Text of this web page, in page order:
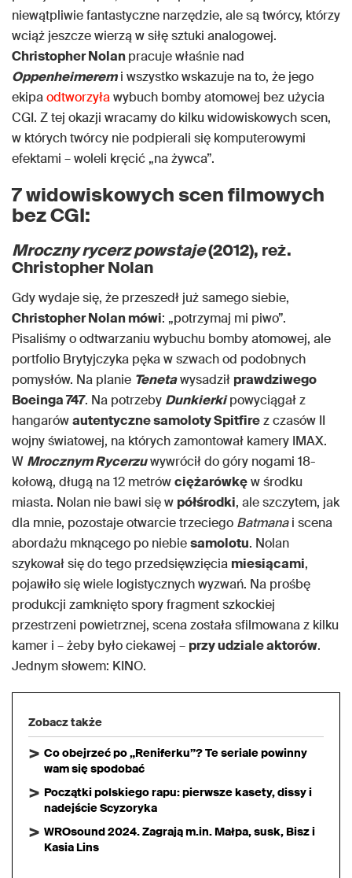
niewątpliwie fantastyczne narzędzie, ale są twórcy, którzy
wciąż jeszcze wierzą w siłę sztuki analogowej.
Christopher Nolanpracuje właśnie nad
Oppenheimeremi wszystko wskazuje na to, że jego
ekipaodtworzyławybuch bomby atomowej bez użycia
CGI. Z tej okazji wracamy do kilku widowiskowych scen,
w których twórcy nie podpierali się komputerowymi
efektami – woleli kręcić „na żywca”.
7 widowiskowych scen filmowych
bez CGI:
Mroczny rycerz powstaje(2012), reż.
Christopher Nolan
Gdy wydaje się, że przeszedł już samego siebie,
Christopher Nolan mówi: „potrzymaj mi piwo”.
Pisaliśmy o odtwarzaniu wybuchu bomby atomowej, ale
portfolio Brytyjczyka pęka w szwach od podobnych
pomysłów. Na planie Tenetawysadził prawdziwego
Boeinga 747. Na potrzeby Dunkierkipowyciągał z
hangarówautentyczne samoloty Spitfirez czasów II
wojny światowej, na których zamontował kamery IMAX.
W Mrocznym Rycerzuwywrócił do góry nogami 18-
kołową, długą na 12 metrówciężarówkęw środku
miasta. Nolan nie bawi się w półśrodki, ale szczytem, jak
dla mnie, pozostaje otwarcie trzeciego Batmanai scena
abordażu mknącego po niebiesamolotu. Nolan
szykował się do tego przedsięwzięcia miesiącami,
pojawiło się wiele logistycznych wyzwań. Na prośbę
produkcji zamknięto spory fragment szkockiej
przestrzeni powietrznej, scena została sfilmowana z kilku
kamer i – żeby było ciekawej – przy udziale aktorów.
Jednym słowem: KINO.
Zobacz także
Co obejrzeć po „Reniferku”? Te seriale powinny
wam się spodobać
Początki polskiego rapu: pierwsze kasety, dissy i
nadejście Scyzoryka
WROsound 2024. Zagrają m.in. Małpa, susk, Bisz i
Kasia Lins